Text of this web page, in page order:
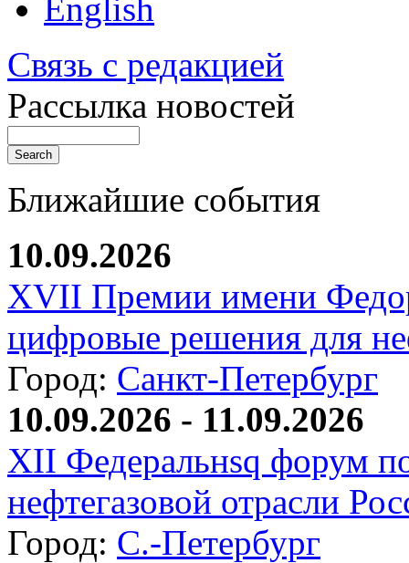
English
Связь с редакцией
Рассылка новостей
Ближайшие события
10.09.2026
XVII Премии имени
цифровые решения для
Город: Санкт-Петербург
10.09.2026 - 11.09.2026
XII Федеральнsq форум
нефтегазовой отрасли
Город: С.-Петербург